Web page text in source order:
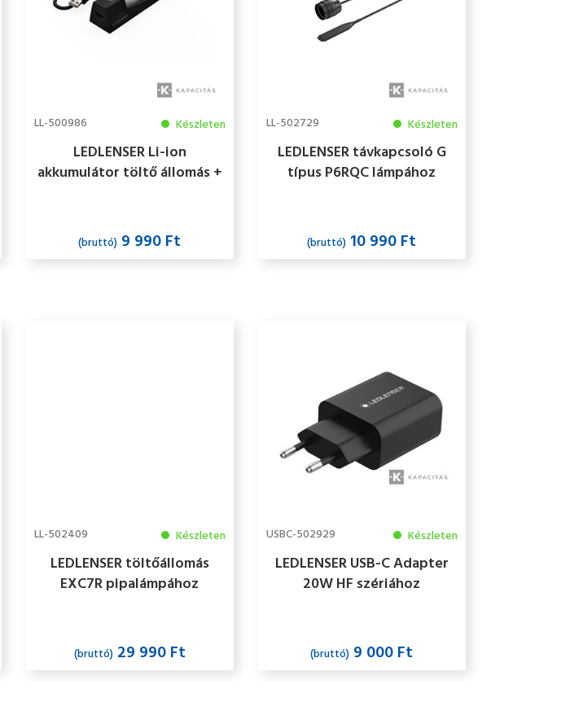
LL-500986 Készleten
LEDLENSER Li-ion
akkumulátor töltő állomás +
(bruttó) 9 990 Ft
LL-502729 Készleten
LEDLENSER távkapcsoló G
típus P6RQC lámpához
(bruttó) 10 990 Ft
LL-502409 Készleten
LEDLENSER töltőállomás
EXC7R pipalámpához
(bruttó)29 990 Ft
USBC-502929 Készleten
LEDLENSER USB-C Adapter
20W HF szériához
(bruttó) 9 000 Ft